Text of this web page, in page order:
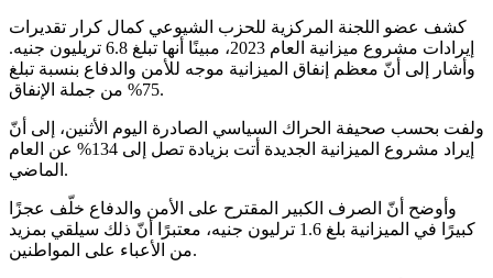
كشف عضو اللجنة المركزية للحزب الشيوعي كمال كرار تقديرات
إيرادات مشروع ميزانية العام 2023، مبينًا أنها تبلغ 6.8 تريليون جنيه.
وأشار إلى أنّ معظم إنفاق الميزانية موجه للأمن والدفاع بنسبة تبلغ
75% من جملة الإنفاق.
ولفت بحسب صحيفة الحراك السياسي الصادرة اليوم الأثنين، إلى أنّ
إيراد مشروع الميزانية الجديدة أتت بزيادة تصل إلى 134% عن العام
الماضي.
وأوضح أنّ الصرف الكبير المقترح على الأمن والدفاع خلّف عجزًا
كبيرًا في الميزانية بلغ 1.6 ترليون جنيه، معتبرًا أنّ ذلك سيلقي بمزيد
من الأعباء على المواطنين.